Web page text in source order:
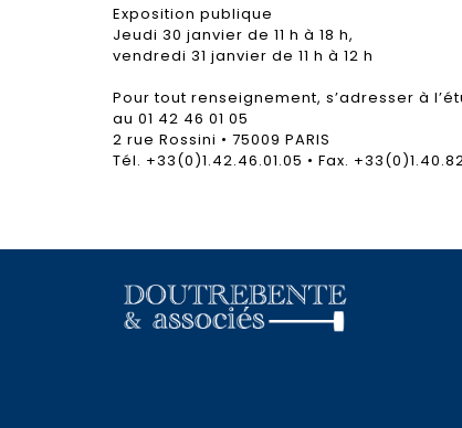
Exposition publique
Jeudi 30 janvier de 11 h à 18 h,
vendredi 31 janvier de 11 h à 12 h
Pour tout renseignement, s’adresser à
au 01 42 46 01 05
2 rue Rossini • 75009 PARIS
Tél. +33(0)1.42.46.01.05 • Fax.